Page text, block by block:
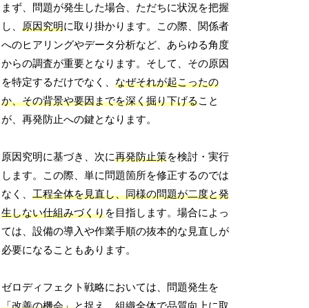
まず、問題が発生した場合、ただちに状況を把握
し、原因究明に取り掛かります。この際、関係者
へのヒアリングやデータ分析など、あらゆる角度
からの調査が重要となります。そして、その原因
を特定するだけでなく、なぜそれが起こったの
か、その背景や要因までを深く掘り下げること
が、再発防止への鍵となります。
原因究明に基づき、次に再発防止策を検討・実行
します。この際、単に問題箇所を修正するのでは
なく、工程全体を見直し、同様の問題が二度と発
生しない仕組みづくりを目指します。場合によっ
ては、設備の導入や作業手順の抜本的な見直しが
必要になることもあります。
ゼロディフェクト戦略においては、問題発生を